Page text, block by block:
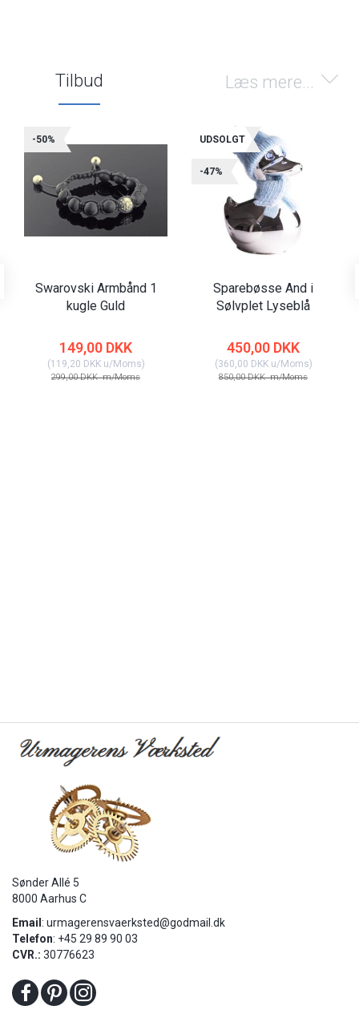
Læs mere...
Tilbud
-50%
Swarovski Armbånd 1
kugle Guld
149,00 DKK
(119,20 DKKu/Moms)
299,00 DKKm/Moms
UDSOLGT
-47%
Sparebøsse And i
Sølvplet Lyseblå
450,00 DKK
(360,00 DKKu/Moms)
850,00 DKKm/Moms
Sønder Allé 5
8000 Aarhus C
Email : urmagerensvaerksted@godmail.dk
Telefon: +45 29 89 90 03
CVR.: 30776623